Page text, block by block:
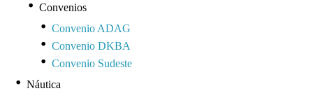
Convenios
Convenio ADAG
Convenio DKBA
Convenio Sudeste
Náutica